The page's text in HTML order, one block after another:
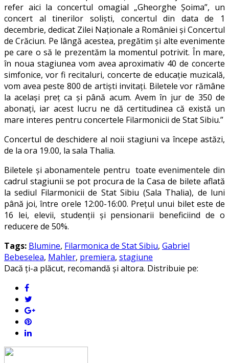
refer aici la concertul omagial „Gheorghe Șoima”, un
concert al tinerilor soliști, concertul din data de 1
decembrie, dedicat Zilei Naţionale a României şi Concertul
de Crăciun. Pe lângă acestea, pregătim și alte evenimente
pe care o să le prezentăm la momentul potrivit. În mare,
în noua stagiunea vom avea aproximativ 40 de concerte
simfonice, vor fi recitaluri, concerte de educație muzicală,
vom avea peste 800 de artiști invitați. Biletele vor rămâne
la același preț ca și până acum. Avem în jur de 350 de
abonați, iar acest lucru ne dă certitudinea că există un
mare interes pentru concertele Filarmonicii de Stat Sibiu.”
Concertul de deschidere al noii stagiuni va începe astăzi,
de la ora 19.00, la sala Thalia.
Biletele şi abonamentele pentru toate evenimentele din
cadrul stagiunii se pot procura de la Casa de bilete aflată
la sediul Filarmonicii de Stat Sibiu (Sala Thalia), de luni
până joi, între orele 12:00-16:00. Preţul unui bilet este de
16 lei, elevii, studenţii şi pensionarii beneficiind de o
reducere de 50%.
Tags: Blumine, Filarmonica de Stat Sibiu, Gabriel
Bebeselea, Mahler, premiera, stagiune
Dacă ți-a plăcut, recomandă și altora. Distribuie pe: